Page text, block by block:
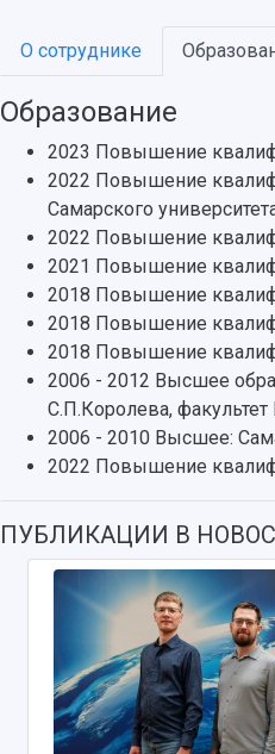
О сотруднике
Образование
2023 Повышение
2022 Повышение
Самарского
2022 Повышение
2021 Повышение
2018 Повышение
2018 Повышение
2018 Повышение
2006 - 2012 Высшее
С.П.Королева,
2006 - 2010 Высшее:
2022 Повышение
ПУБЛИКАЦИИ В